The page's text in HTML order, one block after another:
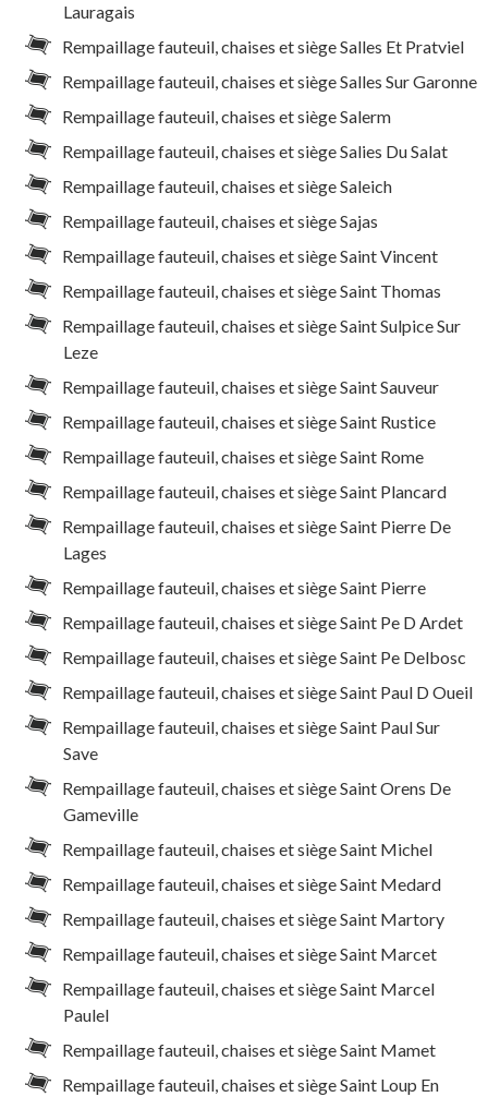
Lauragais
Rempaillage fauteuil, chaises et siège Salles Et Pratviel
Rempaillage fauteuil, chaises et siège Salles Sur Garonne
Rempaillage fauteuil, chaises et siège Salerm
Rempaillage fauteuil, chaises et siège Salies Du Salat
Rempaillage fauteuil, chaises et siège Saleich
Rempaillage fauteuil, chaises et siège Sajas
Rempaillage fauteuil, chaises et siège Saint Vincent
Rempaillage fauteuil, chaises et siège Saint Thomas
Rempaillage fauteuil, chaises et siège Saint Sulpice Sur
Leze
Rempaillage fauteuil, chaises et siège Saint Sauveur
Rempaillage fauteuil, chaises et siège Saint Rustice
Rempaillage fauteuil, chaises et siège Saint Rome
Rempaillage fauteuil, chaises et siège Saint Plancard
Rempaillage fauteuil, chaises et siège Saint Pierre De
Lages
Rempaillage fauteuil, chaises et siège Saint Pierre
Rempaillage fauteuil, chaises et siège Saint Pe D Ardet
Rempaillage fauteuil, chaises et siège Saint Pe Delbosc
Rempaillage fauteuil, chaises et siège Saint Paul D Oueil
Rempaillage fauteuil, chaises et siège Saint Paul Sur
Save
Rempaillage fauteuil, chaises et siège Saint Orens De
Gameville
Rempaillage fauteuil, chaises et siège Saint Michel
Rempaillage fauteuil, chaises et siège Saint Medard
Rempaillage fauteuil, chaises et siège Saint Martory
Rempaillage fauteuil, chaises et siège Saint Marcet
Rempaillage fauteuil, chaises et siège Saint Marcel
Paulel
Rempaillage fauteuil, chaises et siège Saint Mamet
Rempaillage fauteuil, chaises et siège Saint Loup En